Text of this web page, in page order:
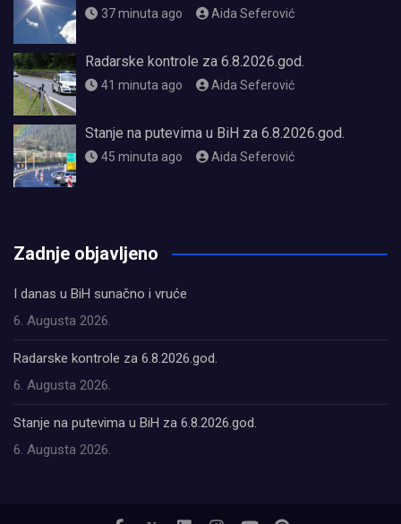
37 minuta ago Aida Seferović
Radarske kontrole za 6.8.2026.god.
41 minuta ago Aida Seferović
Stanje na putevima u BiH za 6.8.2026.god.
45 minuta ago Aida Seferović
Zadnje objavljeno
I danas u BiH sunačno i vruće
6. Augusta 2026.
Radarske kontrole za 6.8.2026.god.
6. Augusta 2026.
Stanje na putevima u BiH za 6.8.2026.god.
6. Augusta 2026.